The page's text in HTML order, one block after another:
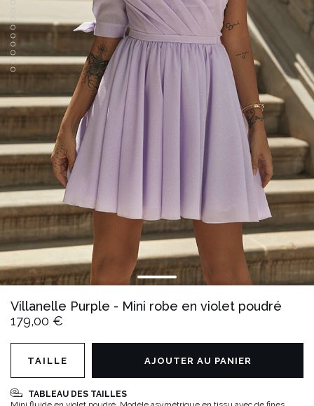
Villanelle Purple - Mini robe en violet poudré
179,00 €
TABLEAU DES TAILLES
TAILLE AJOUTER AU PANIER